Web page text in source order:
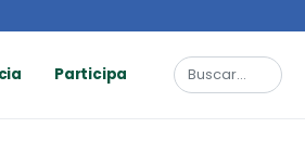
Participa